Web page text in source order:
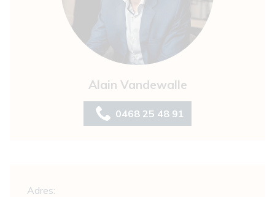
Alain Vandewalle
0468 25 48 91
Adres: